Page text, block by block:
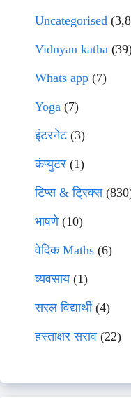
Uncategorised
Vidnyan katha
Whats app (7)
Yoga (7)
इंटरनेट(3)
कंप्युटर (1)
टिप्स & ट्रिक्स
भाषणे(10)
वेदिक Maths (6)
व्यवसाय(1)
सरल विद्यार्थी(4)
हस्ताक्षर सराव (22)